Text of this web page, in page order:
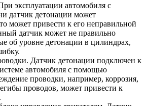
эксплуатации автомобиля с
датчик детонации может
может привести к его неправильной
датчик может не правильно
об уровне детонации в цилиндрах,
Датчик детонации подключен к
автомобиля с помощью
проводки, например, коррозия,
проводов, может привести к